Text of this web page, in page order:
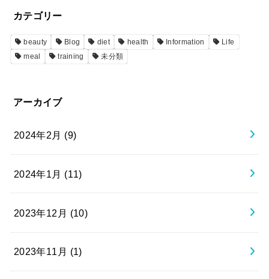
カテゴリー
beauty Blog diet health Information
Life
meal
training 未分類
アーカイブ
2024年2月 (9)
2024年1月 (11)
2023年12月 (10)
2023年11月 (1)